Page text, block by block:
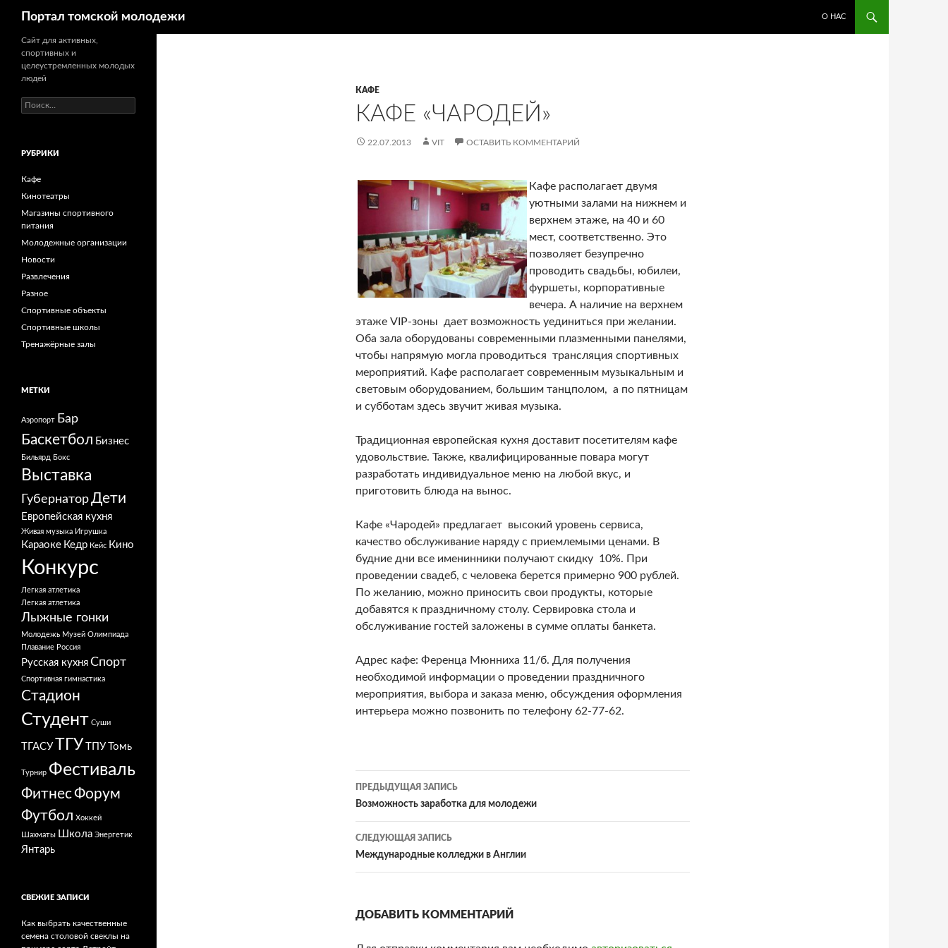
Портал томской молодежи
О НАС
КАФЕ
КАФЕ «ЧАРОДЕЙ»
22.07.2013 VIT ОСТАВИТЬ КОММЕНТАРИЙ
Кафе располагает двумя
уютными залами на нижнем и
верхнем этаже, на 40 и 60
мест, соответственно. Это
позволяет безупречно
проводить свадьбы, юбилеи,
фуршеты, корпоративные
вечера. А наличие на верхнем
этаже VIP-зоны дает возможность уединиться при желании.
Оба зала оборудованы современными плазменными панелями,
чтобы напрямую могла проводиться трансляция спортивных
мероприятий. Кафе располагает современным музыкальным и
световым оборудованием, большим танцполом, а по пятницам
и субботам здесь звучит живая музыка.
Традиционная европейская кухня доставит посетителям кафе
удовольствие. Также, квалифицированные повара могут
разработать индивидуальное меню на любой вкус, и
приготовить блюда на вынос.
Кафе «Чародей» предлагает высокий уровень сервиса,
качество обслуживание наряду с приемлемыми ценами. В
будние дни все именинники получают скидку 10%. При
проведении свадеб, с человека берется примерно 900 рублей.
По желанию, можно приносить свои продукты, которые
добавятся к праздничному столу. Сервировка стола и
обслуживание гостей заложены в сумме оплаты банкета.
Адрес кафе: Ференца Мюнниха 11/б. Для получения
необходимой информации о проведении праздничного
мероприятия, выбора и заказа меню, обсуждения оформления
интерьера можно позвонить по телефону 62-77-62.
Навигация
по
записям
ПРЕДЫДУЩАЯ ЗАПИСЬ
Возможность заработка для молодежи
СЛЕДУЮЩАЯ ЗАПИСЬ
Международные колледжи в Англии
ДОБАВИТЬ КОММЕНТАРИЙ
Сайт для активных,
спортивных и
целеустремленных молодых
людей
Н
а
иРУБРИКИ
Кафе
Кинотеатры
Магазины спортивного
питания
Молодежные организации
Новости
Развлечения
Разное
Спортивные объекты
Спортивные школы
Тренажёрные залы
МЕТКИ
Аэропорт Бар
Баскетбол Бизнес
Бильярд Бокс
Выставка
ГубернаторДети
Европейская кухня
Живая музыка Игрушка
Караоке Кедр Кейс Кино
Конкурс
Легкая атлетика
Легкая атлетика
Лыжные гонки
Молодежь Музей Олимпиада
Плавание Россия
Русская кухня Спорт
Спортивная гимнастика
Стадион
Студент Суши
ТГАСУ ТГУ ТПУ Томь
Турнир Фестиваль
ФитнесФорум
Футбол Хоккей
Шахматы Школа Энергетик
Янтарь
СВЕЖИЕ ЗАПИСИ
Как выбрать качественные
семена столовой свеклы на